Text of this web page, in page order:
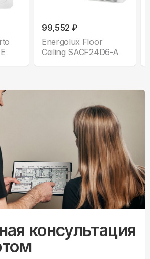
99,552 ₽
Energolux Floor
Ceiling SACF24D6-A
консультация